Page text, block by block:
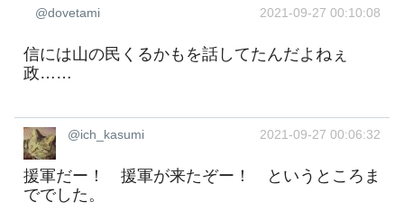
@dovetami 2021-09-27 00:10:08
信には山の民くるかもを話してたんだよねぇ
政……
@ich_kasumi 2021-09-27 00:06:32
援軍だー！ 援軍が来たぞー！ というところま
ででした。